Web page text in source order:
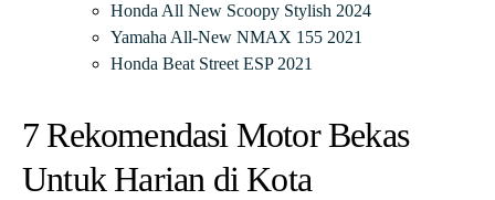
Honda All New Scoopy Stylish 2024
Yamaha All-New NMAX 155 2021
Honda Beat Street ESP 2021
7 Rekomendasi Motor Bekas
Untuk Harian di Kota